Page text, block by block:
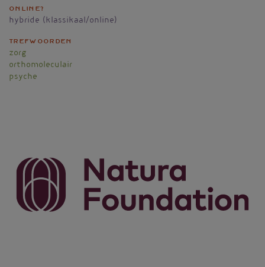
Online?
hybride (klassikaal/online)
Trefwoorden
zorg
orthomoleculair
psyche